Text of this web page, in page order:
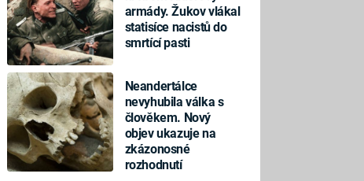
armády. Žukov vlákal
statisíce nacistů do
smrtící pasti
Neandertálce
nevyhubila válka s
člověkem. Nový
objev ukazuje na
zkázonosné
rozhodnutí